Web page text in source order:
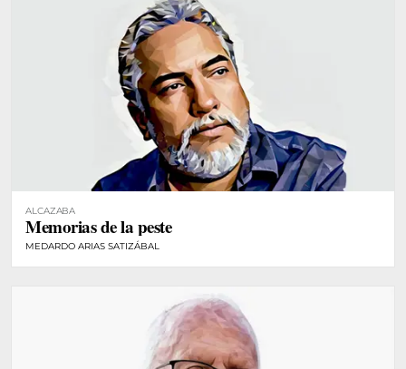
ALCAZABA
Memorias de la peste
MEDARDO ARIAS SATIZÁBAL